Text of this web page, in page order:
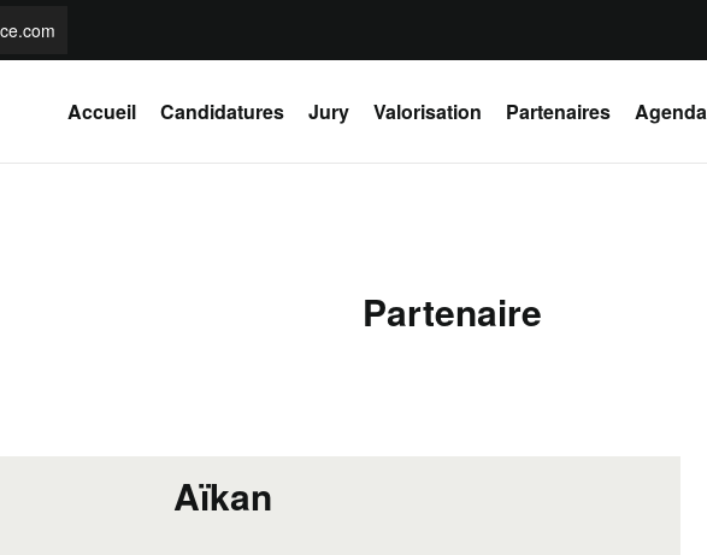
Accueil Candidatures Jury Valorisation Partenaires Agenda
Partenaire
Aïkan